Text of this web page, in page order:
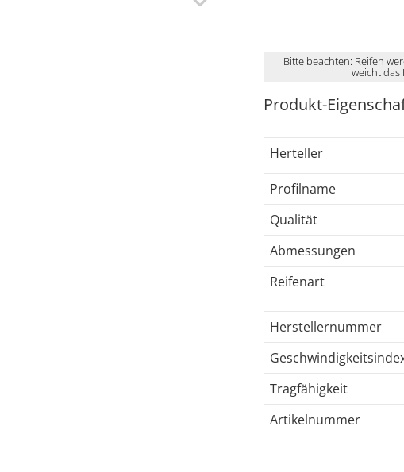
Bitte beachten: Reifen
weicht
Produkt-
Herteller
Profilname
Qualität
Abmessungen
Reifenart
Herstellernummer
Tragfähigkeit
Artikelnummer